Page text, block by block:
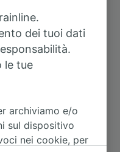
1h 54m
dei tuoi dati
le tue
archiviamo e/o
sul dispositivo
nei cookie, per